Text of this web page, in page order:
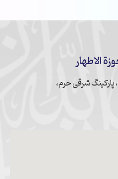
الاطهار
پارکینگ شرقی حرم،